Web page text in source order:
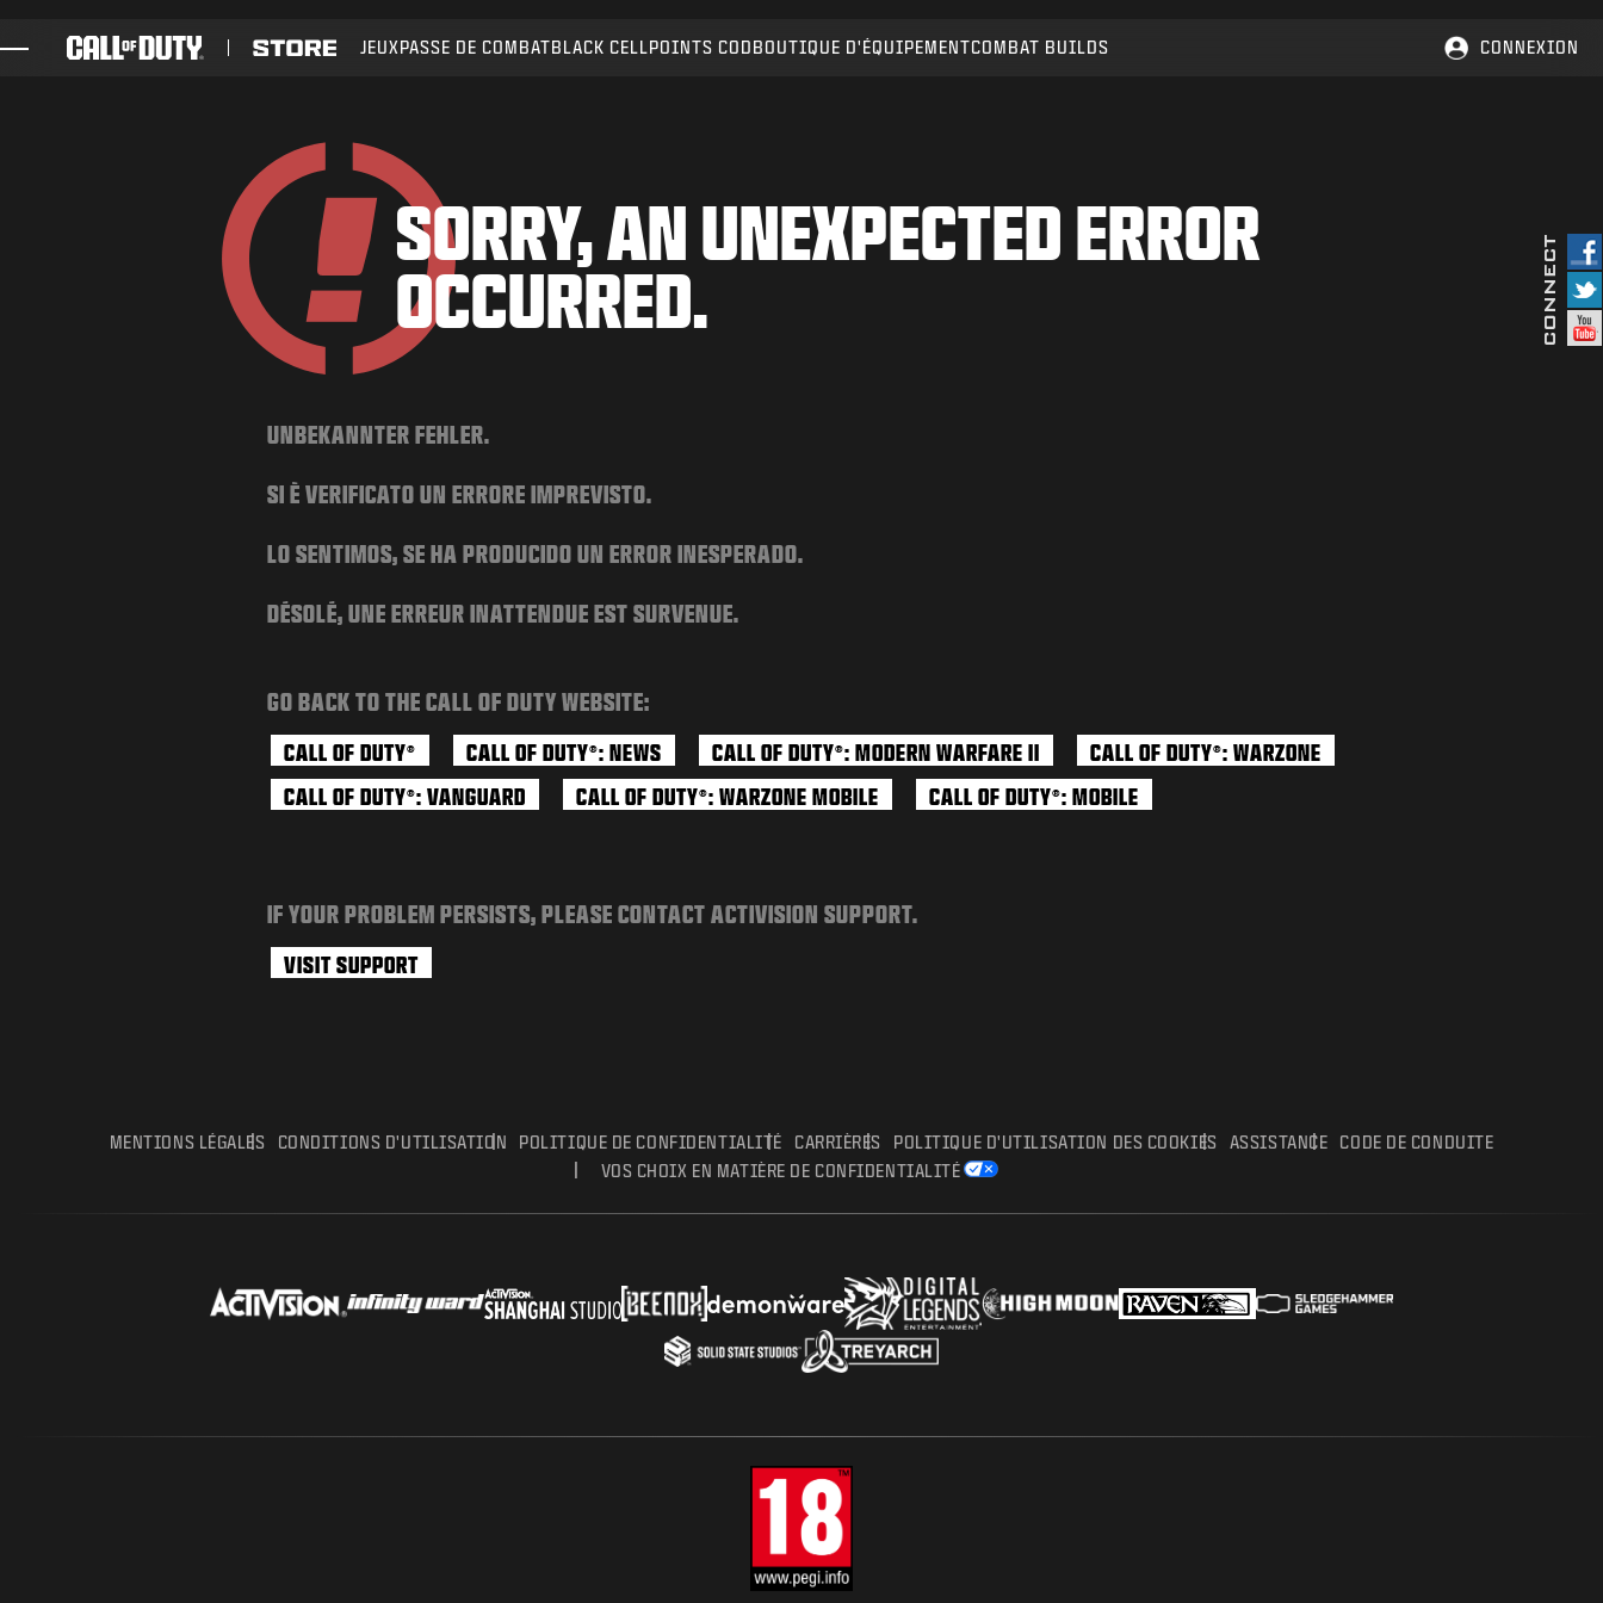
JEUX PASSE DE COMBAT BLACK CELL POINTS COD BOUTIQUE D'ÉQUIPEMENTCOMBAT BUILDS CONNEXION
SORRY, AN UNEXPECTED ERROR
OCCURRED.
UNBEKANNTER FEHLER.
SI È VERIFICATO UN ERRORE IMPREVISTO.
LO SENTIMOS, SE HA PRODUCIDO UN ERROR INESPERADO.
DÉSOLÉ, UNE ERREUR INATTENDUE EST SURVENUE.
GO BACK TO THE CALL OF DUTY WEBSITE:
CALL OF DUTY® CALL OF DUTY®: NEWS CALL OF DUTY®: MODERN WARFARE II CALL OF DUTY®: WARZONE
CALL OF DUTY®: VANGUARD CALL OF DUTY®: WARZONE MOBILE CALL OF DUTY®: MOBILE
IF YOUR PROBLEM PERSISTS, PLEASE CONTACT ACTIVISION SUPPORT.
VISIT SUPPORT
MENTIONS LÉGALES CONDITIONS D'UTILISATION POLITIQUE DE CONFIDENTIALITÉ CARRIÈRES POLITIQUE D'UTILISATION DES COOKIES ASSISTANCE
CODE DE CONDUITE
VOS CHOIX EN MATIÈRE DE CONFIDENTIALITÉ